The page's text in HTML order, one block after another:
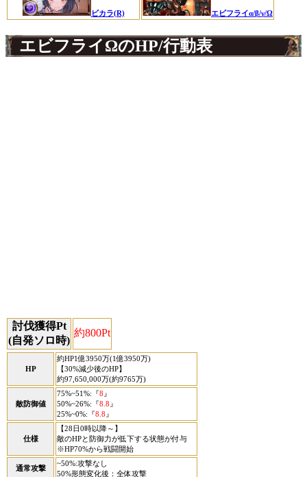
ビカラ(R) エビフライα/β/γ/Ω
エビフライΩのHP/行動表
討伐獲得Pt
(自発ソロ時)
約800Pt
HP
約HP1億3950万(1億3950万)
【30%減少後のHP】
約97,650,000万(約9765万)
敵防御値
75%~51%:『8 』
50%~26%:『8.8 』
25%~0%:『8.8 』
仕様
【28日0時以降～】
敵のHPと防御力が低下する状態が付与
※HP70%から戦闘開始
通常攻撃
~50%:攻撃なし
50%形態変化後：全体攻撃